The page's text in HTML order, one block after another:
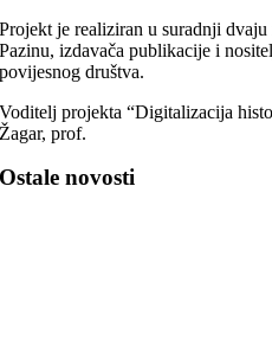
Projekt je realiziran u suradnji
Pazinu, izdavača publikacije i
povijesnog društva.
Voditelj projekta “Digitalizacija
Žagar, prof.
Ostale novosti